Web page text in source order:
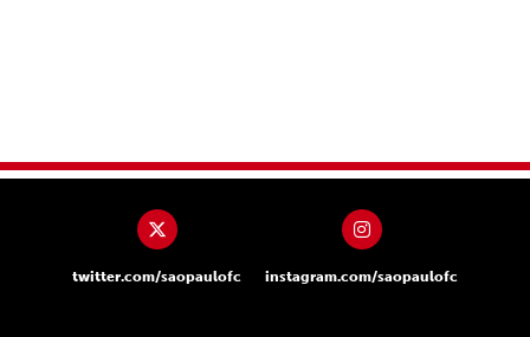
twitter.com/saopaulofc instagram.com/saopaulofc